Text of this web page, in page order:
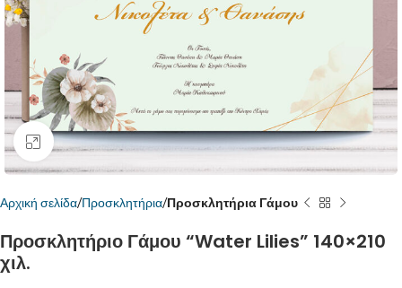
Κάντε κλικ για μεγέθυνση
Αρχική σελίδα Προσκλητήρια Προσκλητήρια Γάμου
Προσκλητήριο Γάμου “Water Lilies” 140×210
χιλ.